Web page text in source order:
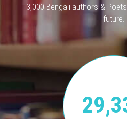
3,000 Bengali authors &
future.